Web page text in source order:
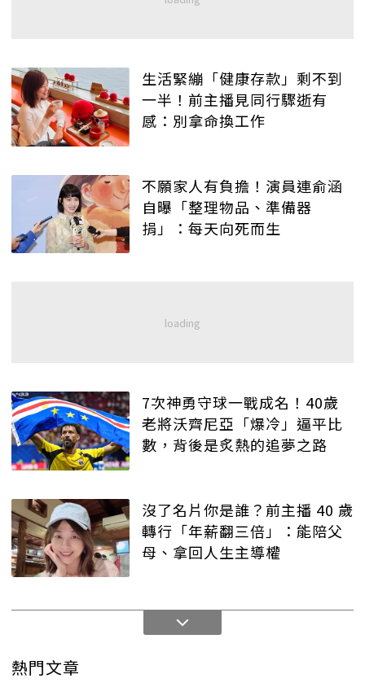
生活緊繃「健康存款」剩不到
一半！前主播見同行驟逝有
感：別拿命換工作
不願家人有負擔！演員連俞涵
自曝「整理物品、準備器
捐」：每天向死而生
7次神勇守球一戰成名！40歲
老將沃齊尼亞「爆冷」逼平比
數，背後是炙熱的追夢之路
沒了名片你是誰？前主播 40 歲
轉行「年薪翻三倍」：能陪父
母、拿回人生主導權
熱門文章